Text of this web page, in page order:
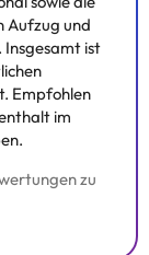
Unterkunft
von der
habt, kontaktiert
Aufzug und
ist
Empfohlen
im
zu